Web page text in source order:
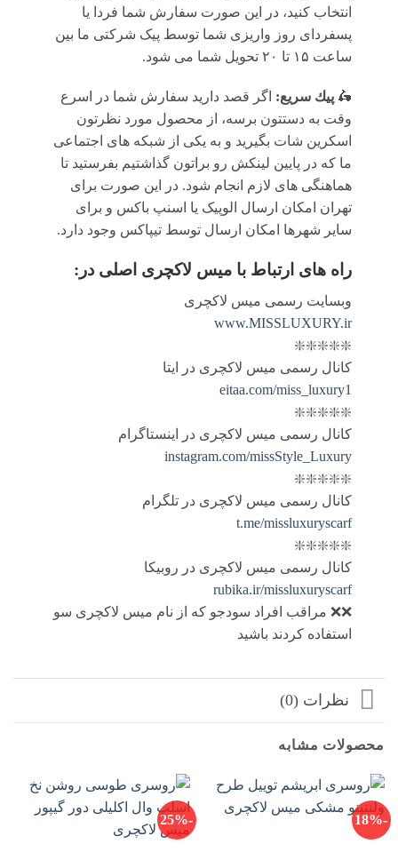
انتخاب کنید، در این صورت سفارش شما فردا یا
پسفردای روز واريزى شما توسط پیک شرکتی ما بين
ساعت ۱۵ تا ٢٠ تحويل شما مى شود.
🛵 پيك سریع: اگر قصد دارید سفارش شما در اسرع
وقت به دستتون برسه، از محصول مورد نظرتون
اسکرین شات بگیرید و به یکی از شبکه های اجتماعی
ما که در پایین لینکش رو براتون گذاشتیم بفرستید تا
هماهنگی های لازم انجام شود. در این صورت برای
تهران امکان ارسال الوپیک یا اسنپ باکس و برای
سایر شهرها امکان ارسال توسط تیپاکس وجود دارد.
راه های ارتباط با میس لاکچری اصلی در:
وبسایت رسمی میس لاکچری
www.MISSLUXURY.ir
❇️❇️❇️❇️❇️
کانال رسمی میس لاکچری در ایتا
eitaa.com/miss_luxury1
❇️❇️❇️❇️❇️
کانال رسمی میس لاکچری در اینستاگرام
instagram.com/missStyle_Luxury
❇️❇️❇️❇️❇️
کانال رسمی میس لاکچری در تلگرام
t.me/missluxuryscarf
❇️❇️❇️❇️❇️
کانال رسمی میس لاکچری در روبیکا
rubika.ir/missluxuryscarf
❌❌ مراقب افراد سودجو که از نام میس لاکچری سو
استفاده کردند باشید
نظرات (0)
محصولات مشابه
-18%
-25%